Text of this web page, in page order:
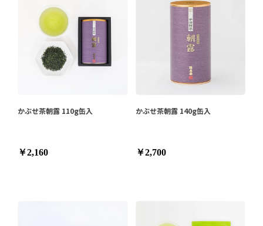
かぶせ茶朝露 110g缶入
￥2,160
かぶせ茶朝露 140g缶入
￥2,700